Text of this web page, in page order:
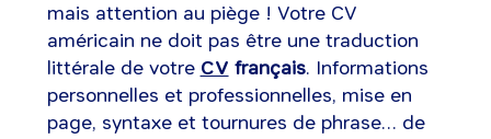
mais attention au piège ! Votre CV
américain ne doit pas être une traduction
littérale de votre CV français. Informations
personnelles et professionnelles, mise en
page, syntaxe et tournures de phrase… de